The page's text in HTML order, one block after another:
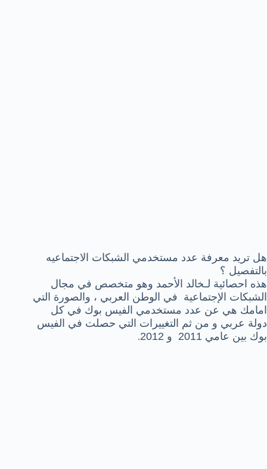
هل تريد معرفة عدد مستخدمي الشبكات الاجتماعيه
بالتفصيل ؟
هذه احصائية لـخالد الأحمد وهو متخصص في مجال
الشبكات الإجتماعية في الوطن العربي ، والصورة التي
امامك هي عن عدد مستخدمي الفيس بوك في كل
دولة عربي و من ثم التغييرات التي حصلت في الفيس
بوك بين عامي 2011 و 2012
.